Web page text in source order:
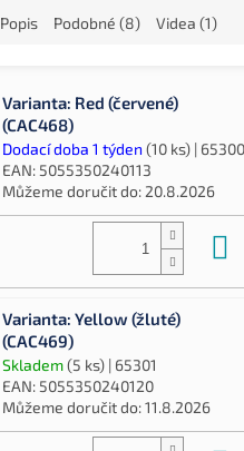
Popis Podobné (8) Videa (1)
Varianta: Red (červené)
(CAC468)
Dodací doba 1 týden (10 ks) | 65300
EAN: 5055350240113
Můžeme doručit do: 20.8.2026
Varianta: Yellow (žluté)
(CAC469)
Skladem(5 ks) | 65301
EAN: 5055350240120
Můžeme doručit do:11.8.2026